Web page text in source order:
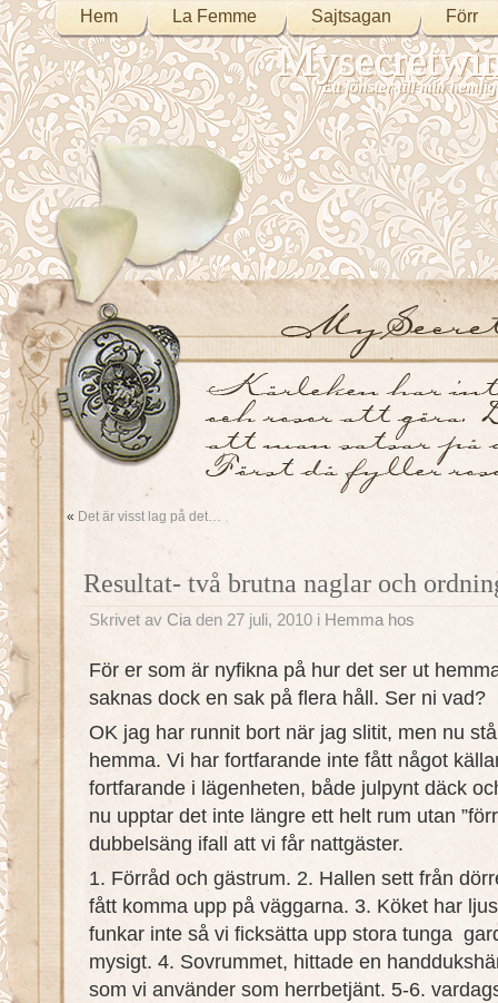
Hem La Femme Sajtsagan Förr
Ett fönster till min
« Det är visst lag på det…
Resultat- två brutna naglar och
Skrivet av Cia den 27 juli, 2010 i Hemma hos
För er som är nyfikna på hur det ser ut
saknas dock en sak på flera håll. Ser ni vad?
OK jag har runnit bort när jag slitit, men nu
hemma. Vi har fortfarande inte fått något
fortfarande i lägenheten, både julpynt däck
nu upptar det inte längre ett helt rum utan
dubbelsäng ifall att vi får nattgäster.
1. Förråd och gästrum. 2. Hallen sett från
fått komma upp på väggarna. 3. Köket har
funkar inte så vi ficksätta upp stora tunga
mysigt. 4. Sovrummet, hittade en
som vi använder som herrbetjänt. 5-6.